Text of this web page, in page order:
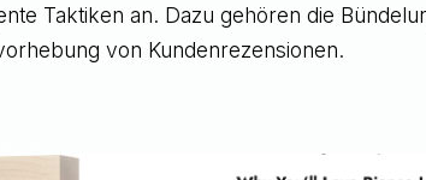
Taktiken an. Dazu gehören die
von Kundenrezensionen.